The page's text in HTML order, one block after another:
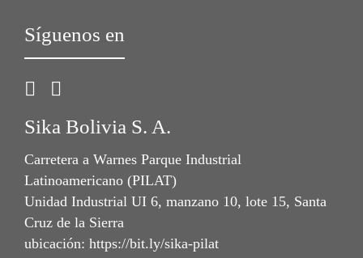
Síguenos en
Sika Bolivia S. A.
Carretera a Warnes Parque Industrial
Latinoamericano (PILAT)
Unidad Industrial UI 6, manzano 10, lote 15, Santa
Cruz de la Sierra
ubicación: https://bit.ly/sika-pilat